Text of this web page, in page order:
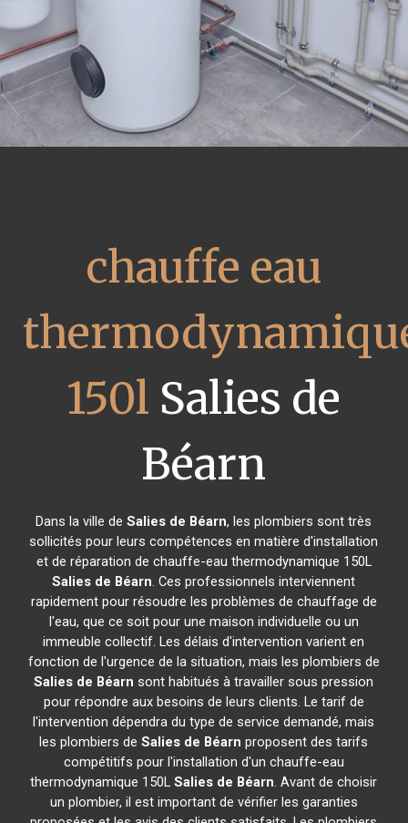
chauffe eau
150l Salies de
Béarn
Dans la ville deSalies de Béarn, les plombiers sont très
sollicités pour leurs compétences en matière d'installation
et de réparation de chauffe-eau thermodynamique 150L
Salies de Béarn. Ces professionnels interviennent
rapidement pour résoudre les problèmes de chauffage de
l'eau, que ce soit pour une maison individuelle ou un
immeuble collectif. Les délais d'intervention varient en
fonction de l'urgence de la situation, mais les plombiers de
Salies de Béarn sont habitués à travailler sous pression
pour répondre aux besoins de leurs clients. Le tarif de
l'intervention dépendra du type de service demandé, mais
les plombiers deSalies de Béarn proposent des tarifs
compétitifs pour l'installation d'un chauffe-eau
thermodynamique 150LSalies de Béarn. Avant de choisir
un plombier, il est important de vérifier les garanties